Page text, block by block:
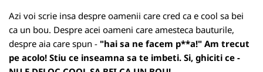
Azi voi scrie insa despre oamenii care cred ca e cool sa bei
ca un bou. Despre acei oameni care amesteca bauturile,
despre aia care spun - "hai sa ne facem p**a!" Am trecut
pe acolo! Stiu ce inseamna sa te imbeti. Si, ghiciti ce -